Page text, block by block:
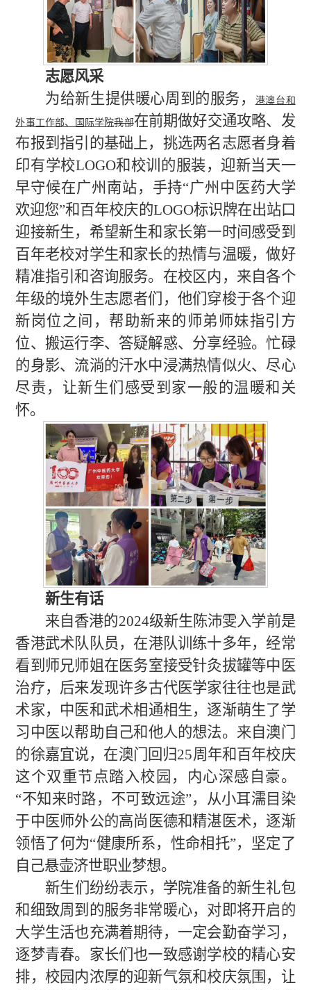
志愿风采
为给新生提供暖心周到的服务，
港澳台和
外事工作部、国际学院我部在前期做好交通攻略、发
布报到指引的基础上，挑选两名志愿者身着
印有学校LOGO和校训的服装，迎新当天一
早守候在广州南站，手持“广州中医药大学
欢迎您”和百年校庆的LOGO标识牌在出站口
迎接新生，希望新生和家长第一时间感受到
百年老校对学生和家长的热情与温暖，做好
精准指引和咨询服务。在校区内，来自各个
年级的境外生志愿者们，他们穿梭于各个迎
新岗位之间，帮助新来的师弟师妹指引方
位、搬运行李、答疑解惑、分享经验。忙碌
的身影、流淌的汗水中浸满热情似火、尽心
尽责， 让新生们感受到家一般的温暖和关
怀。
新生有话
来自香港的2024级新生 陈沛雯入学前是
香港武术队队员， 在港队训练十多年，经常
看到 师兄师姐在医务室接受针灸拔罐等中医
治疗， 后来发现许多古代医学家往往也是武
术家，中医和武术相通相生，逐渐萌生了学
习中医以帮助自己和他人的想法。 来自澳门
的徐嘉宜说，在澳门回归25周年和百年校庆
这个双重节点踏入校园，内心深感自豪。
“不知来时路，不可致远途”， 从小耳濡目染
于中医师外公的高尚医德和精湛医术， 逐渐
领悟了何为“健康所系，性命相托”，坚定了
自己悬壶济世职业梦想。
新生们纷纷表示，学院准备的新生礼包
和细致周到的服务非常暖心，对即将开启的
大学生活也充满着期待，一定会勤奋学习，
逐梦青春。家长们也一致感谢学校的精心安
排，校园内浓厚的迎新气氛和校庆氛围，让